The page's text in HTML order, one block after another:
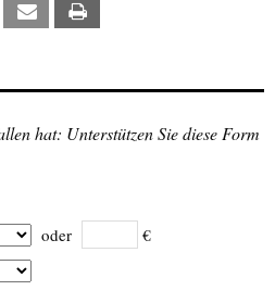
Xing Email
hat: Unterstützen Sie diese Form
oder €